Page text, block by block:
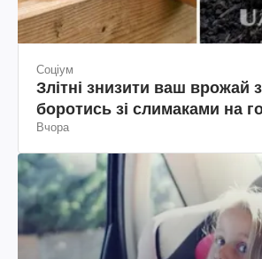
Соціум
Злітні знизити ваш врожай
боротись зі слимаками на
Вчора